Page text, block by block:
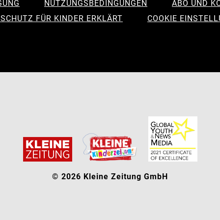
NUTZUNGSBEDINGUNGEN
ABO UND
FÜR KINDER ERKLÄRT
COOKIE
© 2026 Kleine Zeitung GmbH